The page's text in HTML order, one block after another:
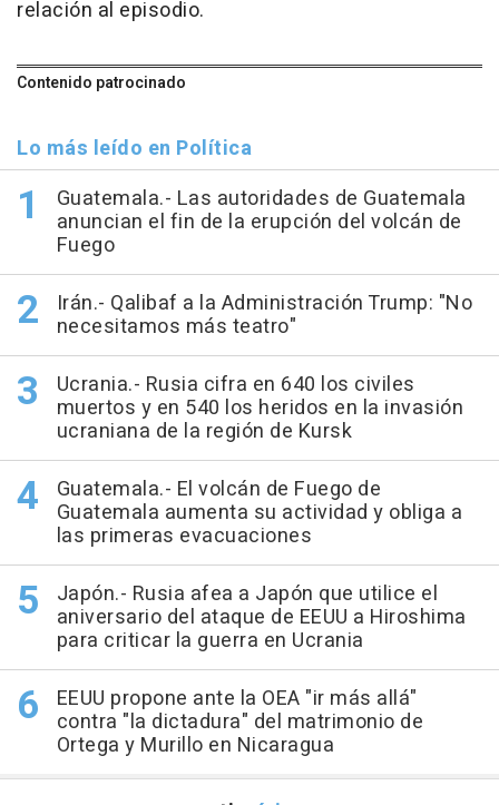
relación al episodio.
Contenido patrocinado
Lo más leído en Política
Guatemala.- Las autoridades de Guatemala
anuncian el fin de la erupción del volcán de
Fuego
Irán.- Qalibaf a la Administración Trump: "No
necesitamos más teatro"
Ucrania.- Rusia cifra en 640 los civiles
muertos y en 540 los heridos en la invasión
ucraniana de la región de Kursk
Guatemala.- El volcán de Fuego de
Guatemala aumenta su actividad y obliga a
las primeras evacuaciones
Japón.- Rusia afea a Japón que utilice el
aniversario del ataque de EEUU a Hiroshima
para criticar la guerra en Ucrania
EEUU propone ante la OEA "ir más allá"
contra "la dictadura" del matrimonio de
Ortega y Murillo en Nicaragua